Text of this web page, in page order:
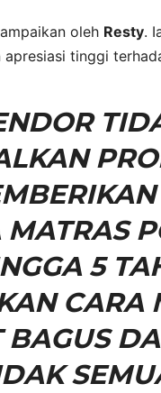
oleh Resty.
apresiasi tinggi
5
CARA
BAGUS